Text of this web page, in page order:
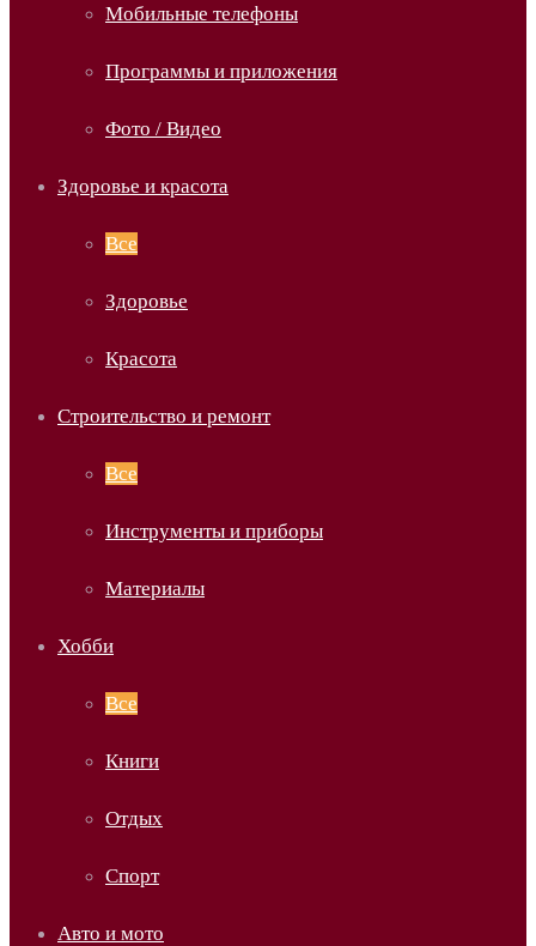
Мобильные телефоны
Программы и приложения
Фото / Видео
Здоровье и красота
Все
Здоровье
Красота
Строительство и ремонт
Все
Инструменты и приборы
Материалы
Хобби
Все
Книги
Отдых
Спорт
Авто и мото